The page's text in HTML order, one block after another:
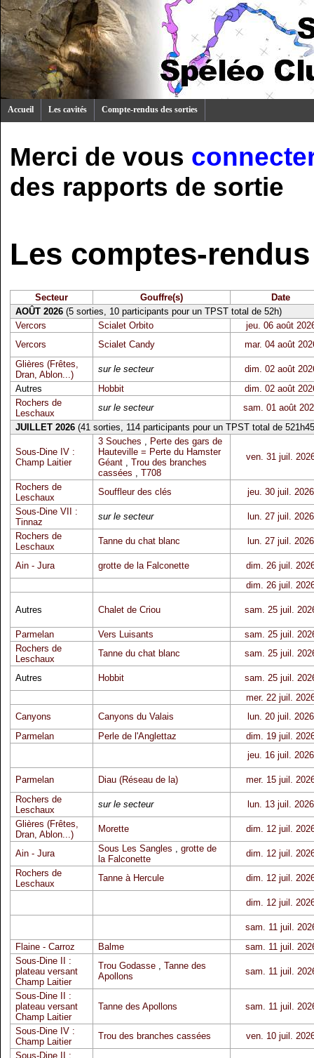
Accueil Les cavités Compte-rendus des sorties
Merci de vous
des rapports de sortie
Les comptes-
Secteur Gouffre(s)
Date
AOÛT 2026(5 sorties, 10 participants pour un TPST total de 52h)
Vercors
Scialet Orbito
jeu. 06 août
Vercors
Scialet Candy
mar. 04 août
Glières (Frêtes,
Dran, Ablon...)
sur le secteur
dim. 02 août
Autres
Hobbit
dim. 02 août
Rochers de
Leschaux
sur le secteur
sam. 01 août
JUILLET 2026(41 sorties, 114 participants pour un TPST total de
Sous-Dine IV :
Champ Laitier
3 Souches , Perte des gars de
Hauteville = Perte du Hamster
Géant, Trou des branches
cassées , T708
ven. 31 juil.
Rochers de
Leschaux
Souffleur des clés
jeu. 30 juil. 2026
Sous-Dine VII :
Tinnaz
sur le secteur
lun. 27 juil. 2026
Rochers de
Leschaux
Tanne du chat blanc lun. 27 juil. 2026
Ain - Jura grotte de la Falconette
dim. 26 juil.
dim. 26 juil.
Autres Chalet de Criou sam. 25 juil.
Parmelan Vers Luisants
sam. 25 juil.
Rochers de
Leschaux
Tanne du chat blanc sam. 25 juil.
Autres Hobbit
sam. 25 juil.
mer. 22 juil.
Canyons
Canyons du Valais
lun. 20 juil. 2026
Parmelan
Perle de l'Anglettaz
dim. 19 juil.
jeu. 16 juil. 2026
Parmelan Diau (Réseau de la)
mer. 15 juil.
Rochers de
Leschaux
sur le secteur
lun. 13 juil. 2026
Glières (Frêtes,
Dran, Ablon...)
Morette dim. 12 juil.
Ain - Jura Sous Les Sangles , grotte de
la Falconette
dim. 12 juil.
Rochers de
Leschaux
Tanne à Hercule dim. 12 juil.
dim. 12 juil.
sam. 11 juil.
Flaine - Carroz
Balme
sam. 11 juil.
Sous-Dine II :
plateau versant
Champ Laitier
Trou Godasse, Tanne des
Apollons
sam. 11 juil.
Sous-Dine II :
plateau versant
Champ Laitier
Tanne des Apollons sam. 11 juil.
Sous-Dine IV :
Champ Laitier
Trou des branches cassées
ven. 10 juil.
Sous-Dine II :